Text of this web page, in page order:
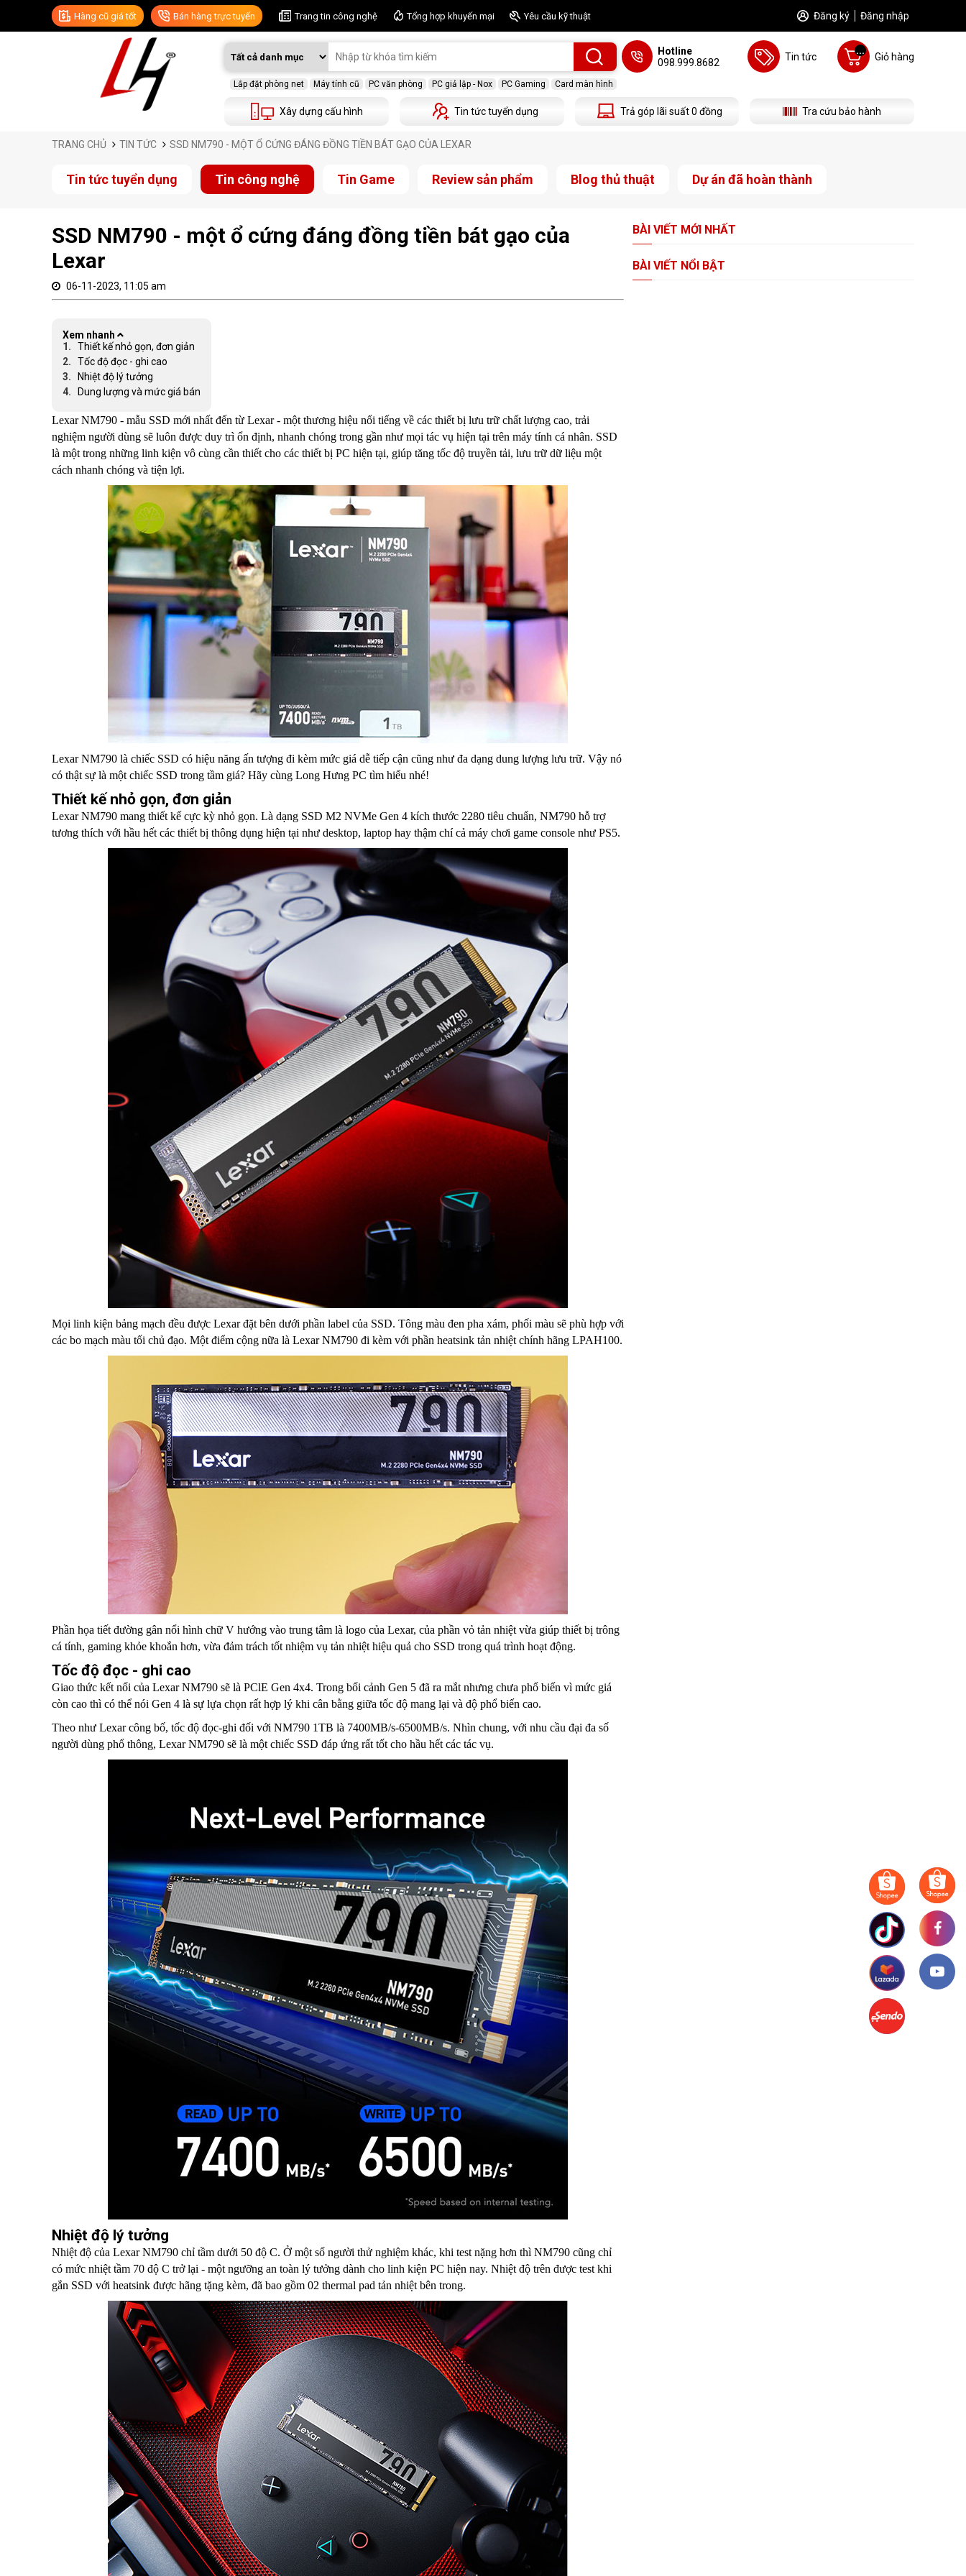
Hàng cũ giá tốt Bán hàng trực tuyến Trang tin công nghệ Tổng hợp khuyến mại Yêu cầu kỹ thuật Đăng ký Đăng nhập
Lắp đặt phòng net Máy tính cũ PC văn phòng PC giả lập - Nox PC Gaming Card màn hình
Hotline
098.999.8682
Tin tức Giỏ hàng
...
Xây dựng cấu hình Tin tức tuyển dụng Trả góp lãi suất 0 đồng Tra cứu bảo hành
TRANG CHỦ TIN TỨC SSD NM790 - MỘT Ổ CỨNG ĐÁNG ĐỒNG TIỀN BÁT GẠO CỦA LEXAR
Tin tức tuyển dụng Tin công nghệ Tin Game Review sản phẩm Blog thủ thuật Dự án đã hoàn thành
SSD NM790 - một ổ cứng đáng đồng tiền bát gạo của
Lexar
06-11-2023, 11:05 am
Xem nhanh
Thiết kế nhỏ gọn, đơn giản
Tốc độ đọc - ghi cao
Nhiệt độ lý tưởng
Dung lượng và mức giá bán
Lexar NM790 - mẫu SSD mới nhất đến từ Lexar - một thương hiệu nổi tiếng về các thiết bị lưu trữ chất lượng cao, trải
nghiệm người dùng sẽ luôn được duy trì ổn định, nhanh chóng trong gần như mọi tác vụ hiện tại trên máy tính cá nhân. SSD
là một trong những linh kiện vô cùng cần thiết cho các thiết bị PC hiện tại, giúp tăng tốc độ truyền tải, lưu trữ dữ liệu một
cách nhanh chóng và tiện lợi.
Lexar NM790 là chiếc SSD có hiệu năng ấn tượng đi kèm mức giá dễ tiếp cận cũng như đa dạng dung lượng lưu trữ. Vậy nó
có thật sự là một chiếc SSD trong tầm giá? Hãy cùng Long Hưng PC tìm hiểu nhé!
Thiết kế nhỏ gọn, đơn giản
Lexar NM790 mang thiết kế cực kỳ nhỏ gọn. Là dạng SSD M2 NVMe Gen 4 kích thước 2280 tiêu chuẩn, NM790 hỗ trợ
tương thích với hầu hết các thiết bị thông dụng hiện tại như desktop, laptop hay thậm chí cả máy chơi game console như PS5.
Mọi linh kiện bảng mạch đều được Lexar đặt bên dưới phần label của SSD. Tông màu đen pha xám, phối màu sẽ phù hợp với
các bo mạch màu tối chủ đạo. Một điểm cộng nữa là Lexar NM790 đi kèm với phần heatsink tản nhiệt chính hãng LPAH100.
Phần họa tiết đường gân nổi hình chữ V hướng vào trung tâm là logo của Lexar, của phần vỏ tản nhiệt vừa giúp thiết bị trông
cá tính, gaming khỏe khoắn hơn, vừa đảm trách tốt nhiệm vụ tản nhiệt hiệu quả cho SSD trong quá trình hoạt động.
Tốc độ đọc - ghi cao
Giao thức kết nối của Lexar NM790 sẽ là PClE Gen 4x4. Trong bối cảnh Gen 5 đã ra mắt nhưng chưa phổ biến vì mức giá
còn cao thì có thể nói Gen 4 là sự lựa chọn rất hợp lý khi cân bằng giữa tốc độ mang lại và độ phổ biến cao.
Theo như Lexar công bố, tốc độ đọc-ghi đối với NM790 1TB là 7400MB/s-6500MB/s. Nhìn chung, với nhu cầu đại đa số
người dùng phổ thông, Lexar NM790 sẽ là một chiếc SSD đáp ứng rất tốt cho hầu hết các tác vụ.
Nhiệt độ lý tưởng
Nhiệt độ của Lexar NM790 chỉ tầm dưới 50 độ C. Ở một số người thử nghiệm khác, khi test nặng hơn thì NM790 cũng chỉ
có mức nhiệt tầm 70 độ C trở lại - một ngưỡng an toàn lý tưởng dành cho linh kiện PC hiện nay. Nhiệt độ trên được test khi
gắn SSD với heatsink được hãng tặng kèm, đã bao gồm 02 thermal pad tản nhiệt bên trong.
BÀI VIẾT MỚI NHẤT
BÀI VIẾT NỔI BẬT